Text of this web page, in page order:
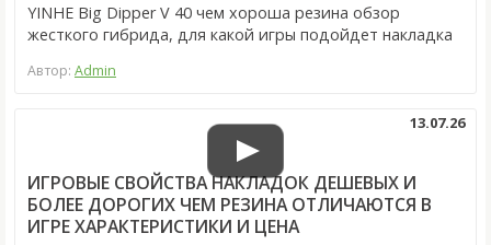
YINHE Big Dipper V 40 чем хороша резина обзор
жесткого гибрида, для какой игры подойдет накладка
Автор: Admin
ИГРОВЫЕ СВОЙСТВА НАКЛАДОК ДЕШЕВЫХ И
БОЛЕЕ ДОРОГИХ ЧЕМ РЕЗИНА ОТЛИЧАЮТСЯ В
ИГРЕ ХАРАКТЕРИСТИКИ И ЦЕНА
13.07.26